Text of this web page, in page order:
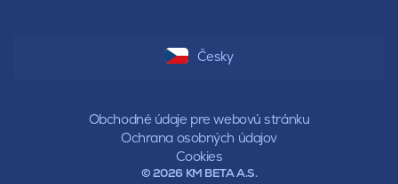
Česky
© 2026 KM BETA A.S.
Obchodné údaje pre webovú stránku
Ochrana osobných údajov
Cookies